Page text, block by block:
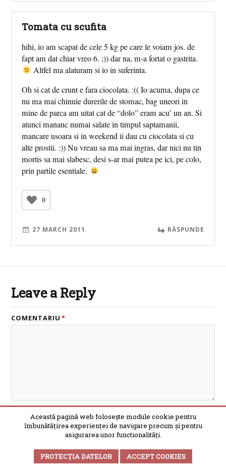
Tomata cu scufita
hihi, io am scapat de cele 5 kg pe care le voiam jos. de
fapt am dat chiar vreo 6. ;)) dar na, m-a fortat o gastrita.
Altfel ma alaturam si io in suferinta.
Oh si cat de crunt e fara ciocolata. :(( Io acuma, dupa ce
nu ma mai chinuie durerile de stomac, bag uneori in
mine de parca am uitat cat de “dolo” eram acu’ un an. Si
atunci mananc numai salate in timpul saptamanii,
mancare usoara si in weekend ii dau cu ciocolata si cu
alte prostii. :)) Nu vreau sa ma mai ingras, dar nici nu tin
mortis sa mai slabesc, desi s-ar mai putea pe ici, pe colo,
prin partile esentiale.
0
27 MARCH 2011 RĂSPUNDE
Leave a Reply
COMENTARIU *
EMAIL (NU VA FI PUBLICAT)*
Această pagină web folosește module cookie pentru
îmbunătățirea experienței de navigare precum și pentru
asigurarea unor functionalități.
PROTECȚIA DATELOR ACCEPT COOKIES